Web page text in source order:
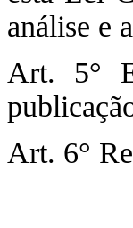
análise e
Art. 5°
Art. 6°